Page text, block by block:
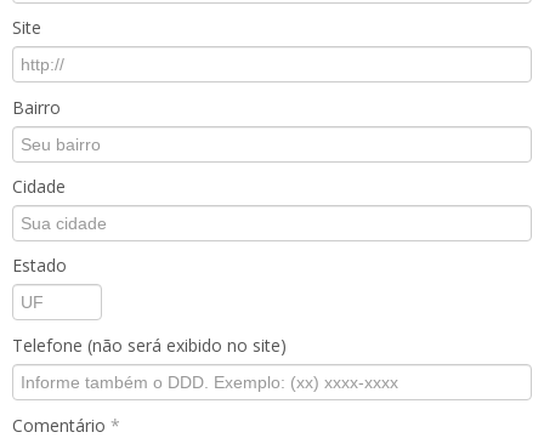
Site
Bairro
Cidade
Estado
Telefone (não será exibido no site)
Comentário *